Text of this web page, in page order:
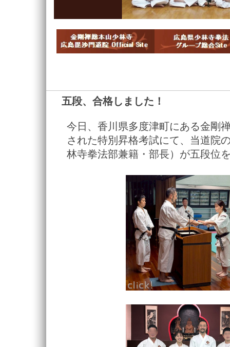
五段、合格しました！
今日、香川県多度津町にある金剛
された特別昇格考試にて、当道院
林寺拳法部兼籍・部長）が五段位